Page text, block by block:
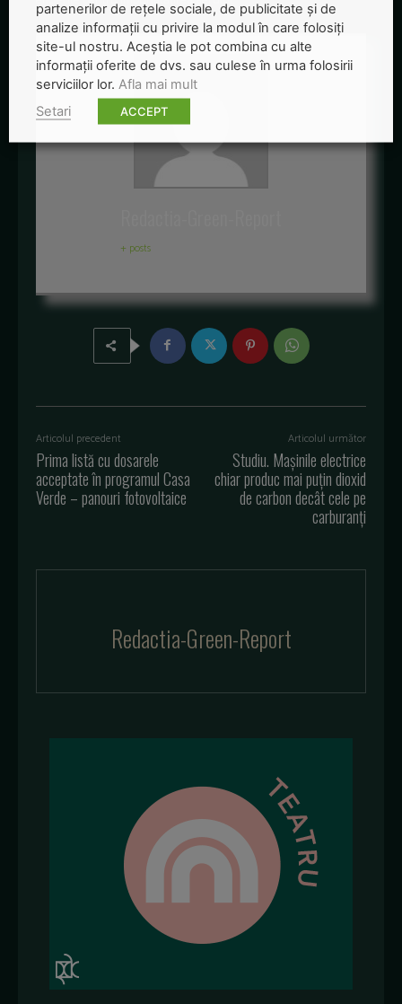
+ posts
Articolul precedent
Prima listă cu dosarele
acceptate în programul Casa
Verde – panouri fotovoltaice
Articolul următor
Studiu. Mașinile electrice
chiar produc mai puțin dioxid
de carbon decât cele pe
carburanți
Redactia-Green-Report
partenerilor de rețele sociale, de publicitate și de
analize informații cu privire la modul în care folosiți
site-ul nostru. Aceștia le pot combina cu alte
informații oferite de dvs. sau culese în urma folosirii
serviciilor lor. Afla mai mult
Setari
ACCEPT